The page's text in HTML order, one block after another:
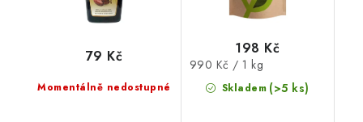
Momentálně nedostupné
79 Kč
Skladem (>5 ks)
198 Kč
Měrná
cena:
990 Kč / 1 kg